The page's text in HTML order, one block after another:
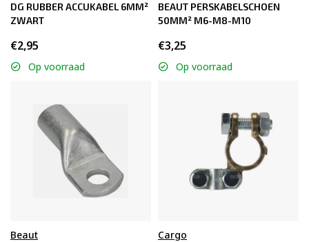
DG RUBBER ACCUKABEL 6MM²
ZWART
€2,95
Op voorraad
BEAUT PERSKABELSCHOEN
50MM² M6-M8-M10
€3,25
Op voorraad
Beaut Cargo